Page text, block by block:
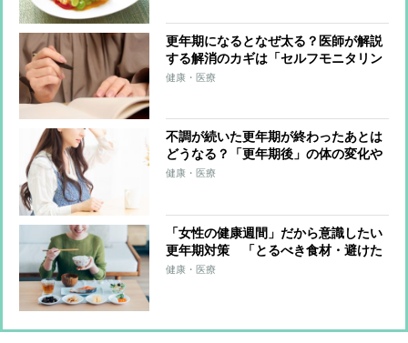
更年期になるとなぜ太る？医師が解説
する解消のカギは「セルフモニタリン
グ」
健康・医療
不調が続いた更年期が終わったあとは
どうなる？「更年期後」の体の変化や
症状緩和に役立つ食材を解説
健康・医療
「女性の健康週間」だから意識したい
更年期対策 「とるべき食材・避けた
ほうがいい食材」を管理栄養士が解説
健康・医療